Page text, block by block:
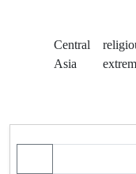
Central
Asia